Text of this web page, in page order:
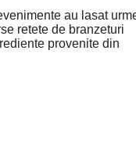
au lasat
retete de branzeturi
provenite din